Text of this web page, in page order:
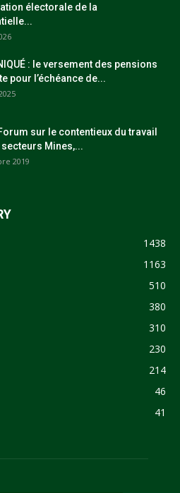
électorale de la
: le versement des pensions
pour l’échéance de...
sur le contentieux du travail
Mines,...
2019
1438
1163
510
380
310
230
214
46
41